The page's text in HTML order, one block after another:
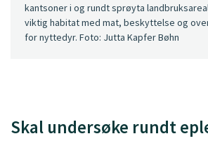
kantsoner i og rundt sprøyta
viktig habitat med mat, beskyttelse og
for nyttedyr. Foto: Jutta Kapfer Bøhn
Skal undersøke rundt